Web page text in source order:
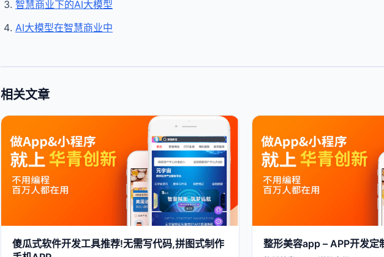
智慧商业下的AI大模型
AI大模型在智慧商业中
相关文章
傻瓜式软件开发工具推荐!无需写代码,拼图式制作
整形美容app – APP开发定